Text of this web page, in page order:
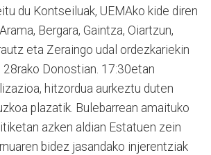
du Kontseiluak, UEMAko kide diren
Bergara, Gaintza, Oiartzun,
eta Zeraingo udal ordezkariekin
28rako Donostian. 17:30etan
hitzordua aurkeztu duten
plazatik. Bulebarrean amaituko
azken aldian Estatuen zein
bidez jasandako injerentziak